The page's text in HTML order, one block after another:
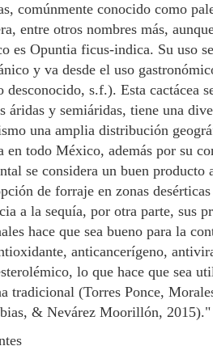
comúnmente conocido como
entre otros nombres más,
es Opuntia ficus-indica. Su uso
y va desde el uso
desconocido, s.f.). Esta cactácea
áridas y semiáridas, tiene una
una amplia distribución
en todo México, además por su
se considera un buen producto
de forraje en zonas
a la sequía, por otra parte, sus
hace que sea bueno para la
anticancerígeno,
lo que hace que sea
tradicional (Torres Ponce,
& Nevárez Moorillón, 2015)."